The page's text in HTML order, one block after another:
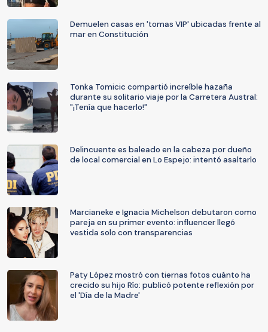
Demuelen casas en 'tomas VIP' ubicadas frente al
mar en Constitución
Tonka Tomicic compartió increíble hazaña
durante su solitario viaje por la Carretera Austral:
"¡Tenía que hacerlo!"
Delincuente es baleado en la cabeza por dueño
de local comercial en Lo Espejo: intentó asaltarlo
Marcianeke e Ignacia Michelson debutaron como
pareja en su primer evento: influencer llegó
vestida solo con transparencias
Paty López mostró con tiernas fotos cuánto ha
crecido su hijo Río: publicó potente reflexión por
el 'Día de la Madre'